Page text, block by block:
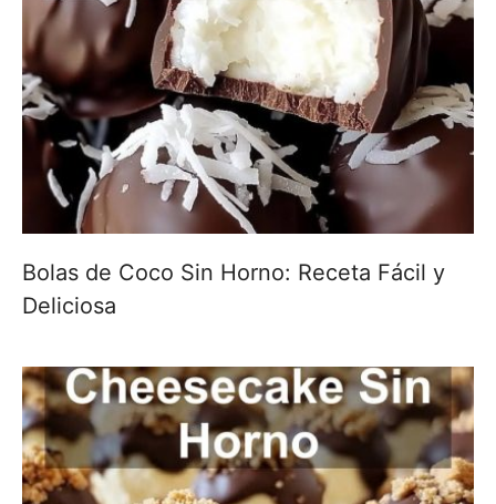
Bolas de Coco Sin Horno: Receta Fácil y
Deliciosa